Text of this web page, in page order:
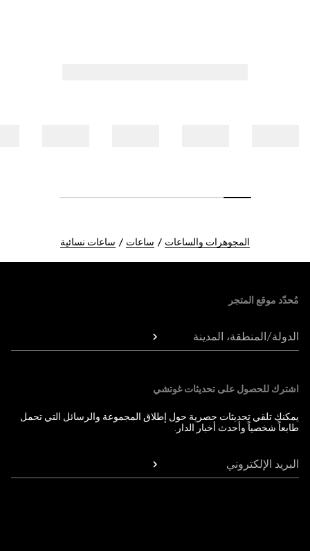
المجوهرات والساعات ساعات ساعات نسائية
مُحدّد موقع المتجر
الدولة/المنطقة، المدينة
اشترك للحصول على تحديثات غوتشي
يمكنك تلقي تحديثات حصرية حول إطلاق المجموعة والرسائل التي تحمل
طابعاً شخصياً وأحدث أخبار الدار.
البريد الإلكتروني